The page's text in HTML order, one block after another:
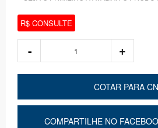
R$ CONSULTE
COTAR PARA
COMPARTILHE NO